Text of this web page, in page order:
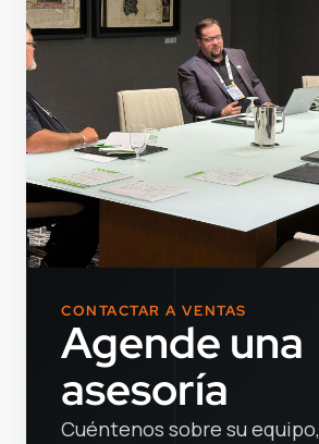
CONTACTAR A VENTAS
Agende una
asesoría
Cuéntenos sobre su